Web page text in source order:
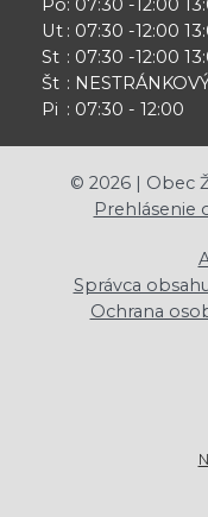
Po
Ut
St
Št
Pi
: 07:30 -12:00
: 07:30 -12:00
: 07:30 -12:00
:
: 07:30 - 12:00
© 2026| Obec
Prehlásenie
Správca
Ochrana